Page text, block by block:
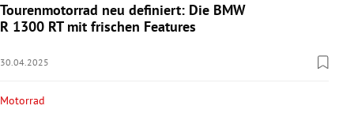
Tourenmotorrad neu definiert: Die BMW
R 1300 RT mit frischen Features
30.04.2025
Motorrad